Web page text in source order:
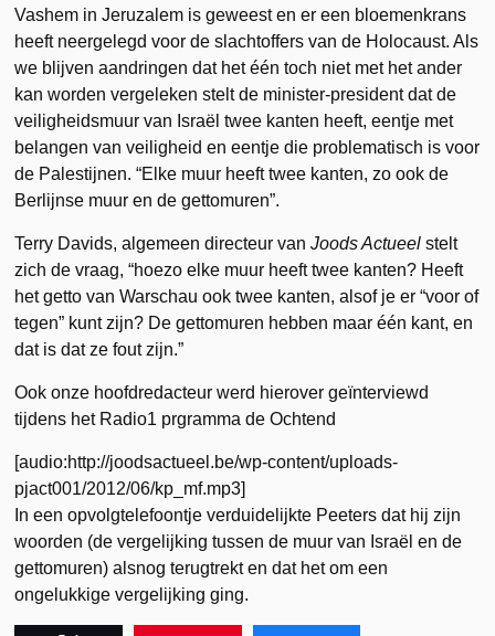
Vashem in Jeruzalem is geweest en er een bloemenkrans
heeft neergelegd voor de slachtoffers van de Holocaust. Als
we blijven aandringen dat het één toch niet met het ander
kan worden vergeleken stelt de minister-president dat de
veiligheidsmuur van Israël twee kanten heeft, eentje met
belangen van veiligheid en eentje die problematisch is voor
de Palestijnen. “Elke muur heeft twee kanten, zo ook de
Berlijnse muur en de gettomuren”.
Terry Davids, algemeen directeur vanJoods Actueel stelt
zich de vraag, “hoezo elke muur heeft twee kanten? Heeft
het getto van Warschau ook twee kanten, alsof je er “voor of
tegen” kunt zijn? De gettomuren hebben maar één kant, en
dat is dat ze fout zijn.”
Ook onze hoofdredacteur werd hierover geïnterviewd
tijdens het Radio1 prgramma de Ochtend
[audio:http://joodsactueel.be/wp-content/uploads-
pjact001/2012/06/kp_mf.mp3]
In een opvolgtelefoontje verduidelijkte Peeters dat hij zijn
woorden (de vergelijking tussen de muur van Israël en de
gettomuren) alsnog terugtrekt en dat het om een
ongelukkige vergelijking ging.